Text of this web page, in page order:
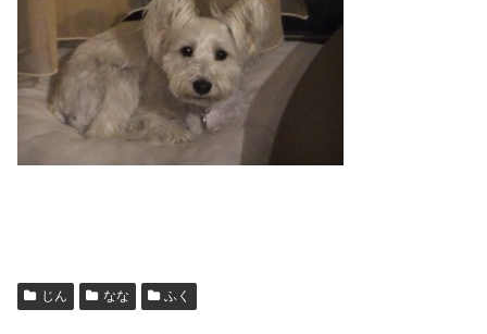
じん なな ふく